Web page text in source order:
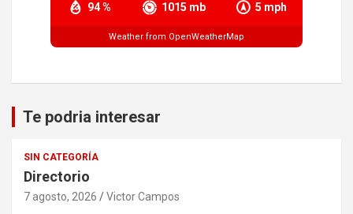
94 % 1015 mb 5 mph
Weather from OpenWeatherMap
Te podria interesar
SIN CATEGORÍA
Directorio
7 agosto, 2026 Victor Campos